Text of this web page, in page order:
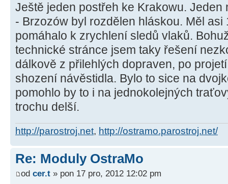
Ještě jeden postřeh ke Krakowu.
- Brzozów byl rozdělen hláskou. Měl asi
pomáhalo k zrychlení sledů vlaků.
technické stránce jsem taky řešení
dálkově z přilehlých dopraven, po
shození návěstidla. Bylo to sice na
pomohlo by to i na jednokolejných
trochu delší.
http://parostroj.net, http://ostramo.parostroj.net/
Re: Moduly OstraMo
od cer.t » pon 17 pro, 2012 12:02 pm